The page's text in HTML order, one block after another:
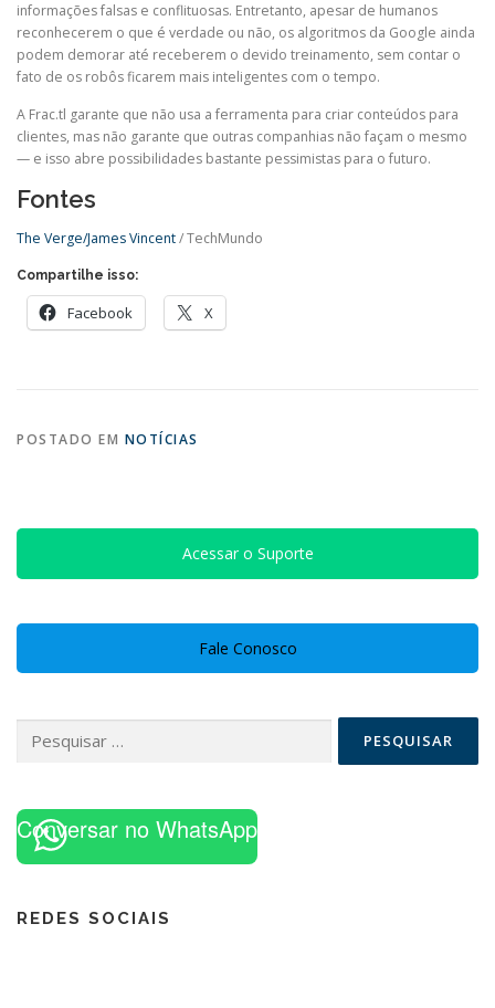
informações falsas e conflituosas. Entretanto, apesar de humanos
reconhecerem o que é verdade ou não, os algoritmos da Google ainda
podem demorar até receberem o devido treinamento, sem contar o
fato de os robôs ficarem mais inteligentes com o tempo.
A Frac.tl garante que não usa a ferramenta para criar conteúdos para
clientes, mas não garante que outras companhias não façam o mesmo
— e isso abre possibilidades bastante pessimistas para o futuro.
Fontes
The Verge/James Vincent/ TechMundo
Compartilhe isso:
Facebook X
POSTADO EM NOTÍCIAS
Acessar o Suporte
Fale Conosco
por:
Conversar no WhatsApp
REDES SOCIAIS